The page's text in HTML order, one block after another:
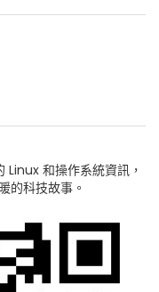
和操作系統資訊，
的科技故事。